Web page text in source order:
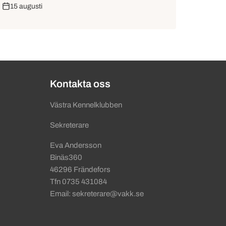
15 augusti
Kontakta oss
Västra Kennelklubben
Sekreterare
Eva Andersson
Binäs360
46296 Frändefors
Tfn 0735 431084
Email: sekreterare@vakk.se